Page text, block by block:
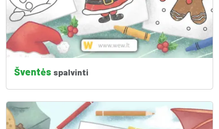
Šventės spalvinti